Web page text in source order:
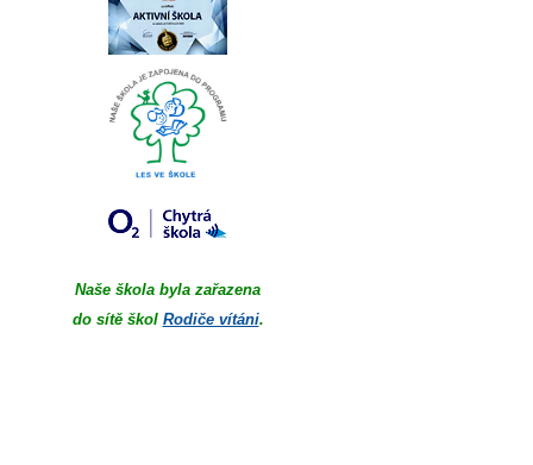
Naše škola byla zařazena
do sítě škol Rodiče vítáni.